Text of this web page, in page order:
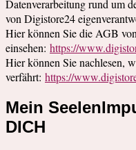
Datenverarbeitung rund um
von Digistore24
Hier können Sie die AGB
einsehen: https://
Hier können Sie nachlesen,
verfährt: https://
Mein
DICH